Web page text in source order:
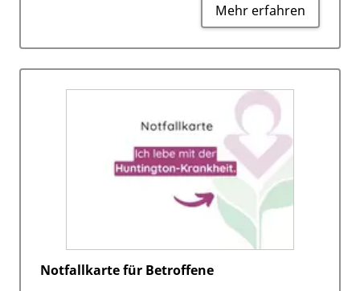
Mehr erfahren
Notfallkarte für Betroffene